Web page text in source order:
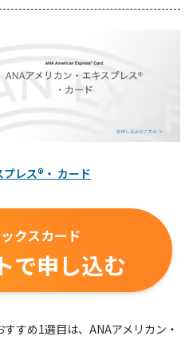
レス®・ カード
クスカード
で申し込む
すめ1選目は、ANAアメリカン・